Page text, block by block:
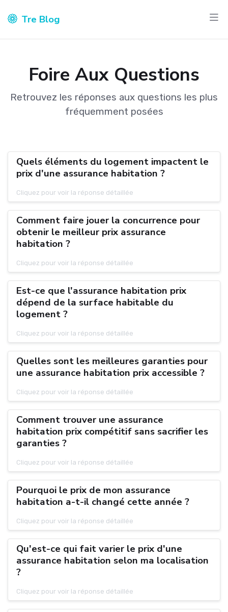
Tre Blog
Foire Aux Questions
Retrouvez les réponses aux questions les plus
fréquemment posées
Quels éléments du logement impactent le
prix d'une assurance habitation ?
Cliquez pour voir la réponse détaillée
Comment faire jouer la concurrence pour
obtenir le meilleur prix assurance
habitation ?
Cliquez pour voir la réponse détaillée
Est-ce que l'assurance habitation prix
dépend de la surface habitable du
logement ?
Cliquez pour voir la réponse détaillée
Quelles sont les meilleures garanties pour
une assurance habitation prix accessible ?
Cliquez pour voir la réponse détaillée
Comment trouver une assurance
habitation prix compétitif sans sacrifier les
garanties ?
Cliquez pour voir la réponse détaillée
Pourquoi le prix de mon assurance
habitation a-t-il changé cette année ?
Cliquez pour voir la réponse détaillée
Qu'est-ce qui fait varier le prix d'une
assurance habitation selon ma localisation
?
Cliquez pour voir la réponse détaillée